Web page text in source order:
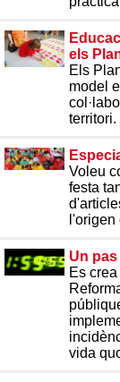
els
Els
model
territori.
Voleu
festa
l'origen
Un
Es
vida